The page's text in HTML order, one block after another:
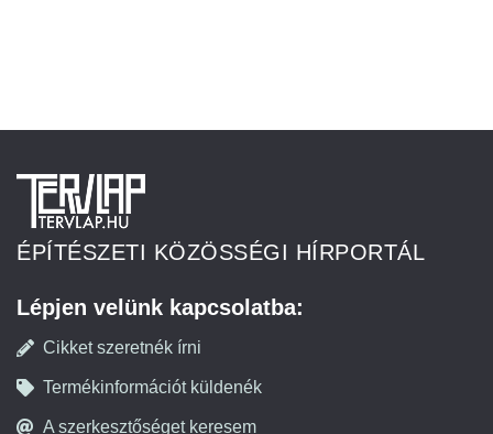
ÉPÍTÉSZETI KÖZÖSSÉGI HÍRPORTÁL
Lépjen velünk kapcsolatba:
Cikket szeretnék írni
Termékinformációt küldenék
A szerkesztőséget keresem